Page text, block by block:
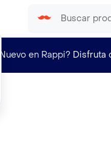
¿Nuevo en Rappi? Disfruta